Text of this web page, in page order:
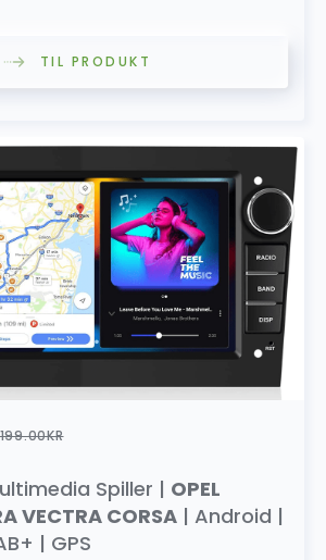
TIL PRODUKT
KR
Spiller | OPEL
VECTRA CORSA | Android |
| GPS